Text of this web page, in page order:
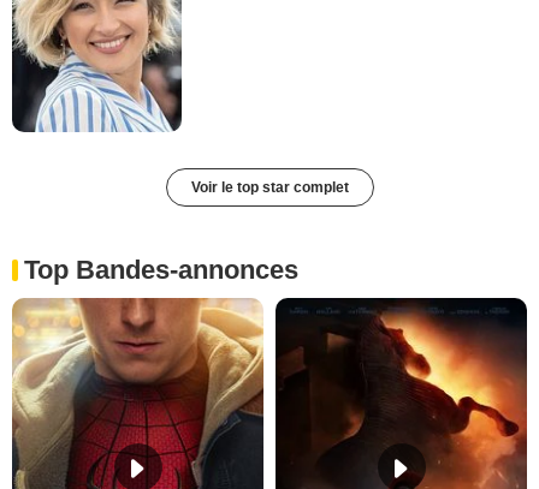
Voir le top star complet
Top Bandes-annonces